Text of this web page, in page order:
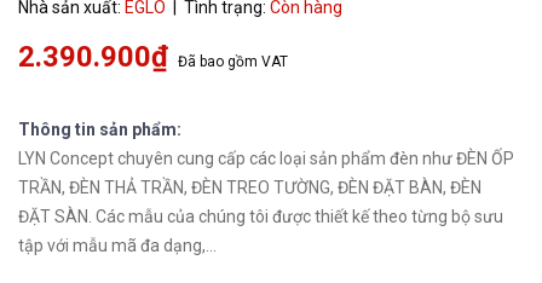
Nhà sản xuất: EGLO | Tình trạng: Còn hàng
2.390.900₫ Đã bao gồm VAT
Thông tin sản phẩm:
LYN Concept chuyên cung cấp các loại sản phẩm đèn như ĐÈN ỐP
TRẦN, ĐÈN THẢ TRẦN, ĐÈN TREO TƯỜNG, ĐÈN ĐẶT BÀN, ĐÈN
ĐẶT SÀN. Các mẫu của chúng tôi được thiết kế theo từng bộ sưu
tập với mẫu mã đa dạng,...